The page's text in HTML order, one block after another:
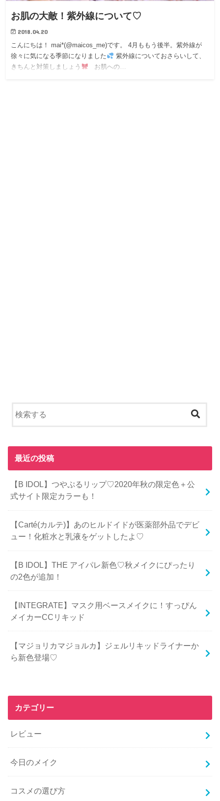
お肌の大敵！紫外線について♡
2018.04.20
こんにちは！ mai*(@maicos_me)です。 4月ももう後半。紫外線が
徐々に気になる季節になりました
紫外線についておさらいして、
きちんと対策しましょう
お肌への…
最近の投稿
【B IDOL】つやぷるリップ♡2020年秋の限定色＋公
式サイト限定カラーも！
【Carté(カルテ)】あのヒルドイドが医薬部外品でデビ
ュー！化粧水と乳液をゲットしたよ♡
【B IDOL】THE アイパレ新色♡秋メイクにぴったり
の2色が追加！
【INTEGRATE】マスク用ベースメイクに！すっぴん
メイカーCCリキッド
【マジョリカマジョルカ】ジェルリキッドライナーか
ら新色登場♡
カテゴリー
レビュー
今日のメイク
コスメの選び方